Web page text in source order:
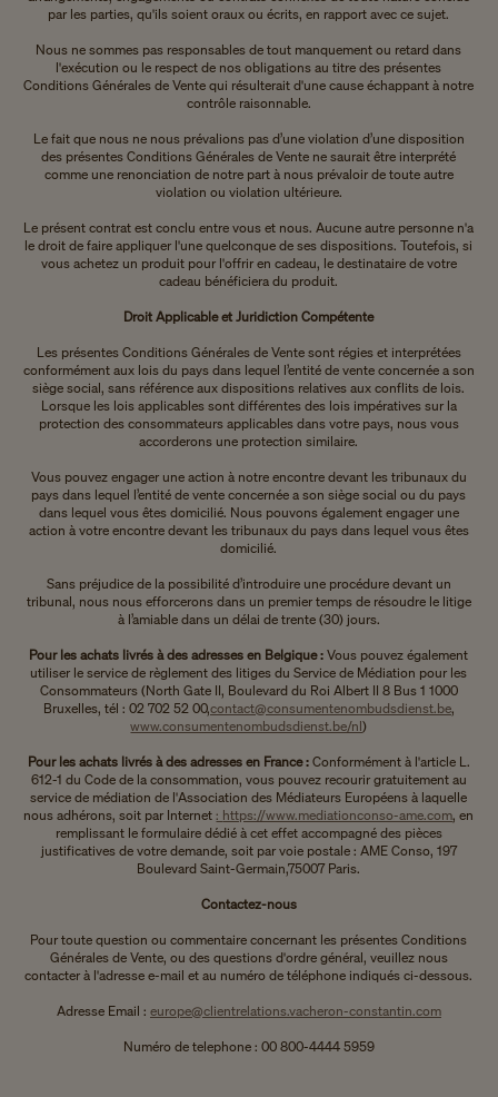
par les parties, qu'ils soient oraux ou écrits, en rapport avec ce sujet.
Nous ne sommes pas responsables de tout manquement ou retard dans
l'exécution ou le respect de nos obligations au titre des présentes
Conditions Générales de Vente qui résulterait d'une cause échappant à notre
contrôle raisonnable.
Le fait que nous ne nous prévalions pas d’une violation d’une disposition
des présentes Conditions Générales de Vente ne saurait être interprété
comme une renonciation de notre part à nous prévaloir de toute autre
violation ou violation ultérieure.
Le présent contrat est conclu entre vous et nous. Aucune autre personne n'a
le droit de faire appliquer l'une quelconque de ses dispositions. Toutefois, si
vous achetez un produit pour l'offrir en cadeau, le destinataire de votre
cadeau bénéficiera du produit.
Droit Applicable et Juridiction Compétente
Les présentes Conditions Générales de Vente sont régies et interprétées
conformément aux lois du pays dans lequel l’entité de vente concernée a son
siège social, sans référence aux dispositions relatives aux conflits de lois.
Lorsque les lois applicables sont différentes des lois impératives sur la
protection des consommateurs applicables dans votre pays, nous vous
accorderons une protection similaire.
Vous pouvez engager une action à notre encontre devant les tribunaux du
pays dans lequel l’entité de vente concernée a son siège social ou du pays
dans lequel vous êtes domicilié. Nous pouvons également engager une
action à votre encontre devant les tribunaux du pays dans lequel vous êtes
domicilié.
Sans préjudice de la possibilité d’introduire une procédure devant un
tribunal, nous nous efforcerons dans un premier temps de résoudre le litige
à l’amiable dans un délai de trente (30) jours.
Pour les achats livrés à des adresses en Belgique :Vous pouvez également
utiliser le service de règlement des litiges du Service de Médiation pour les
Consommateurs (North Gate II, Boulevard du Roi Albert II 8 Bus 1 1000
Bruxelles, tél : 02 702 52 00,contact@consumentenombudsdienst.be,
www.consumentenombudsdienst.be/nl)
Pour les achats livrés à des adresses en France : Conformément à l'article L.
612-1 du Code de la consommation, vous pouvez recourir gratuitement au
service de médiation de l'Association des Médiateurs Européens à laquelle
nous adhérons, soit par Internet: https://www.mediationconso-ame.com, en
remplissant le formulaire dédié à cet effet accompagné des pièces
justificatives de votre demande, soit par voie postale : AME Conso, 197
Boulevard Saint-Germain,75007 Paris.
Contactez-nous
Pour toute question ou commentaire concernant les présentes Conditions
Générales de Vente, ou des questions d'ordre général, veuillez nous
contacter à l'adresse e-mail et au numéro de téléphone indiqués ci-dessous.
Adresse Email : europe@clientrelations.vacheron-constantin.com
Numéro de telephone : 00 800-4444 5959